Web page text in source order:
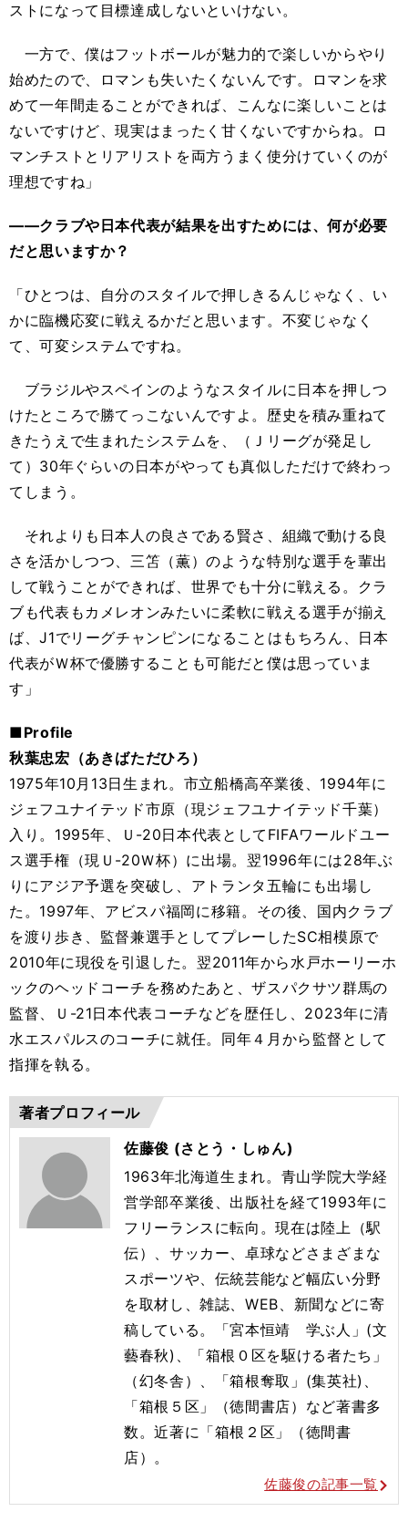
ストになって目標達成しないといけない。
一方で、僕はフットボールが魅力的で楽しいからやり
始めたので、ロマンも失いたくないんです。ロマンを求
めて一年間走ることができれば、こんなに楽しいことは
ないですけど、現実はまったく甘くないですからね。ロ
マンチストとリアリストを両方うまく使分けていくのが
理想ですね」
――クラブや日本代表が結果を出すためには、何が必要
だと思いますか？
「ひとつは、自分のスタイルで押しきるんじゃなく、い
かに臨機応変に戦えるかだと思います。不変じゃなく
て、可変システムですね。
ブラジルやスペインのようなスタイルに日本を押しつ
けたところで勝てっこないんですよ。歴史を積み重ねて
きたうえで生まれたシステムを、（Ｊリーグが発足し
て）30年ぐらいの日本がやっても真似しただけで終わっ
てしまう。
それよりも日本人の良さである賢さ、組織で動ける良
さを活かしつつ、三笘（薫）のような特別な選手を輩出
して戦うことができれば、世界でも十分に戦える。クラ
ブも代表もカメレオンみたいに柔軟に戦える選手が揃え
ば、J1でリーグチャンピンになることはもちろん、日本
代表がＷ杯で優勝することも可能だと僕は思っていま
す」
■Profile
秋葉忠宏（あきばただひろ）
1975年10月13日生まれ。市立船橋高卒業後、1994年に
ジェフユナイテッド市原（現ジェフユナイテッド千葉）
入り。1995年、Ｕ-20日本代表としてFIFAワールドユー
ス選手権（現Ｕ-20Ｗ杯）に出場。翌1996年には28年ぶ
りにアジア予選を突破し、アトランタ五輪にも出場し
た。1997年、アビスパ福岡に移籍。その後、国内クラブ
を渡り歩き、監督兼選手としてプレーしたSC相模原で
2010年に現役を引退した。翌2011年から水戸ホーリーホ
ックのヘッドコーチを務めたあと、ザスパクサツ群馬の
監督、Ｕ-21日本代表コーチなどを歴任し、2023年に清
水エスパルスのコーチに就任。同年４月から監督として
指揮を執る。
著者プロフィール
佐藤俊 (さとう・しゅん)
1963年北海道生まれ。青山学院大学経
営学部卒業後、出版社を経て1993年に
フリーランスに転向。現在は陸上（駅
伝）、サッカー、卓球などさまざまな
スポーツや、伝統芸能など幅広い分野
を取材し、雑誌、WEB、新聞などに寄
稿している。「宮本恒靖 学ぶ人」(文
藝春秋)、「箱根０区を駆ける者たち」
（幻冬舎）、「箱根奪取」(集英社)、
「箱根５区」（徳間書店）など著書多
数。近著に「箱根２区」（徳間書
店）。
佐藤俊の記事一覧